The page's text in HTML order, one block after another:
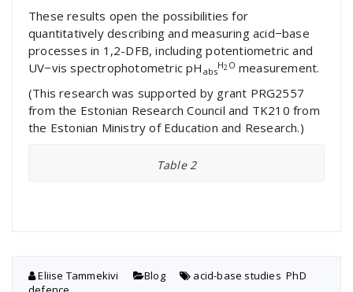
These results open the possibilities for
quantitatively describing and measuring acid−base
processes in 1,2-DFB, including potentiometric and
UV−vis spectrophotometric pH abs
H2 O measurement.
(This research was supported by grant PRG2557
from the Estonian Research Council and TK210 from
the Estonian Ministry of Education and Research.)
Table 2
Eliise Tammekivi Blog acid-base studies ,PhD